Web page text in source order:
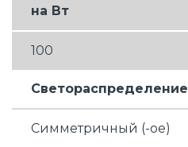
на Вт
100
Светораспределение
Симметричный (-ое)